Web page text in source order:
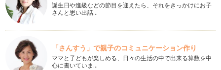
アップルクランブル
こんにちは！ お菓子研究家 橋本清美です。 今回はイギリス
家庭で簡単に作ら…
いちごのクレームブリュレ
こんにちは！ お菓子研究家 橋本清美です。 今回はいちごの
クレームブリュレ…
誕生日や進級などの節目を迎えたら、それをきっかけにお子
さんと思い出話…
「さんすう」で親子のコミュニケーション作り
ママと子どもが楽しめる、日々の生活の中で出来る算数を中
心に書いていま…